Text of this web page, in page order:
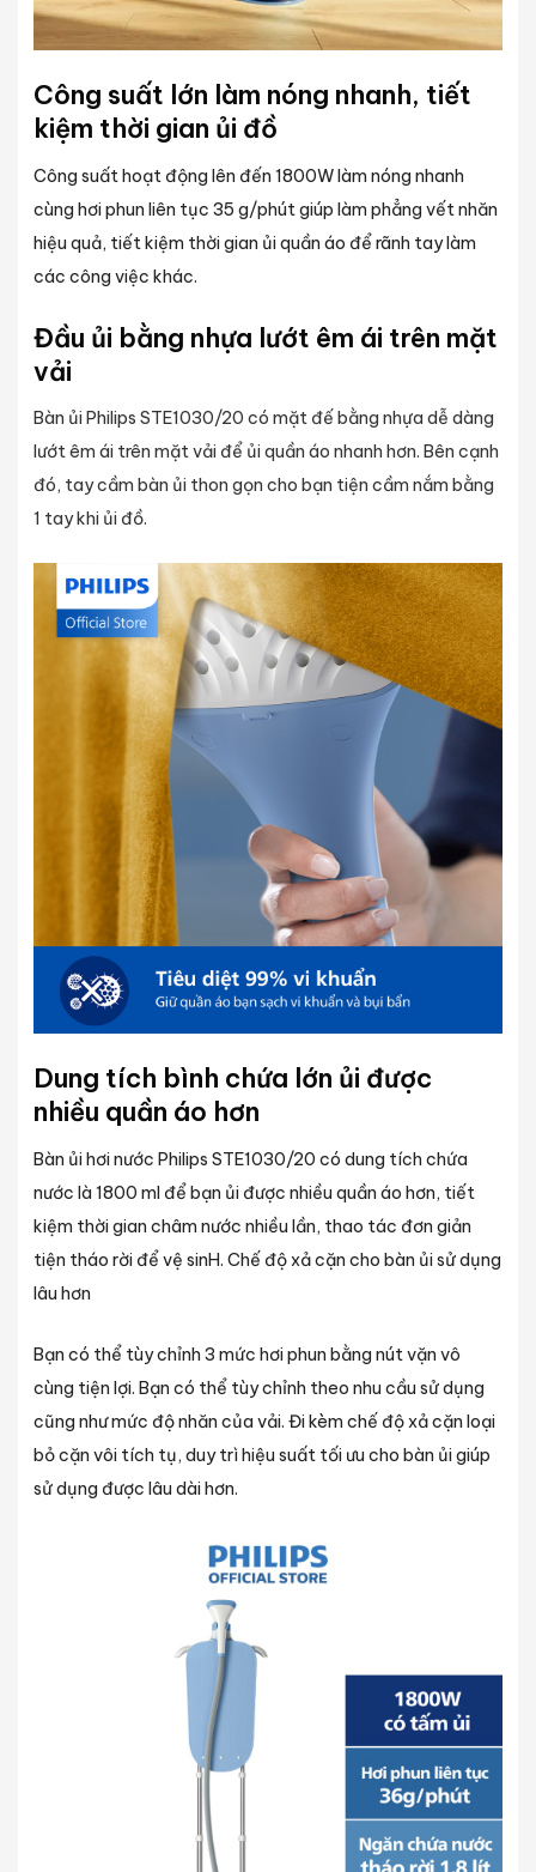
Công suất lớn làm nóng nhanh, tiết
kiệm thời gian ủi đồ
Công suất hoạt động lên đến 1800W làm nóng nhanh
cùng hơi phun liên tục 35 g/phút giúp làm phẳng vết nhăn
hiệu quả, tiết kiệm thời gian ủi quần áo để rãnh tay làm
các công việc khác.
Đầu ủi bằng nhựa lướt êm ái trên mặt
vải
Bàn ủi Philips STE1030/20 có mặt đế bằng nhựa dễ dàng
lướt êm ái trên mặt vải để ủi quần áo nhanh hơn. Bên cạnh
đó, tay cầm bàn ủi thon gọn cho bạn tiện cầm nắm bằng
1 tay khi ủi đồ.
Dung tích bình chứa lớn ủi được
nhiều quần áo hơn
Bàn ủihơi nước Philips STE1030/20 có dung tích chứa
nước là 1800 ml để bạn ủi được nhiều quần áo hơn, tiết
kiệm thời gian châm nước nhiều lần, thao tác đơn giản
tiện tháo rời để vệ sinH. Chế độ xả cặn cho bàn ủi sử dụng
lâu hơn
Bạn có thể tùy chỉnh 3 mức hơi phun bằng nút vặn vô
cùng tiện lợi. Bạn có thể tùy chỉnh theo nhu cầu sử dụng
cũng như mức độ nhăn của vải. Đi kèm chế độ xả cặn loại
bỏ cặn vôi tích tụ, duy trì hiệu suất tối ưu cho bàn ủi giúp
sử dụng được lâu dài hơn.